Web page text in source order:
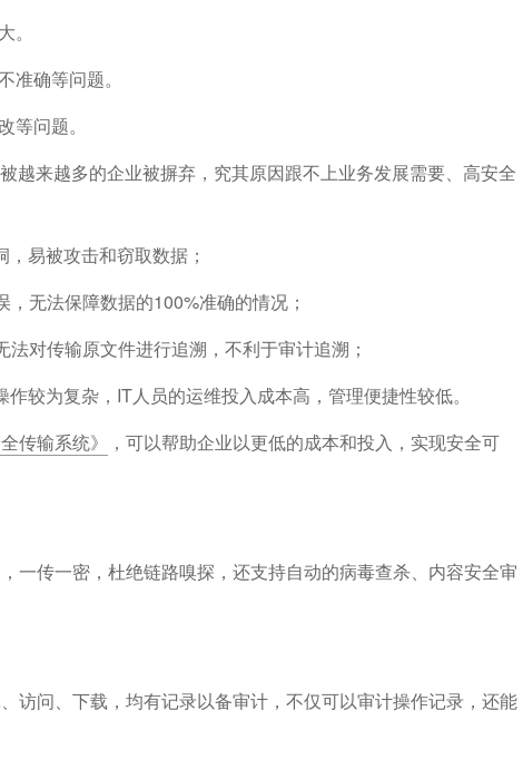
确等问题。
问题。
越来越多的企业被摒弃，究其原因跟不上业务发展需要、高安全
易被攻击和窃取数据；
无法保障数据的100%准确的情况；
对传输原文件进行追溯，不利于审计追溯；
较为复杂，IT人员的运维投入成本高，管理便捷性较低。
传输系统》
，可以帮助企业以更低的成本和投入，实现安全可
一传一密，杜绝链路嗅探，还支持自动的病毒查杀、内容安全审
访问、下载，均有记录以备审计，不仅可以审计操作记录，还能